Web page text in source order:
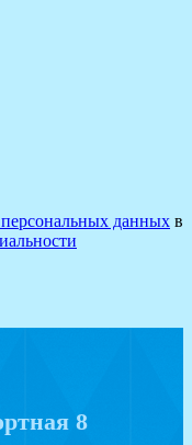
персональных данных в
8